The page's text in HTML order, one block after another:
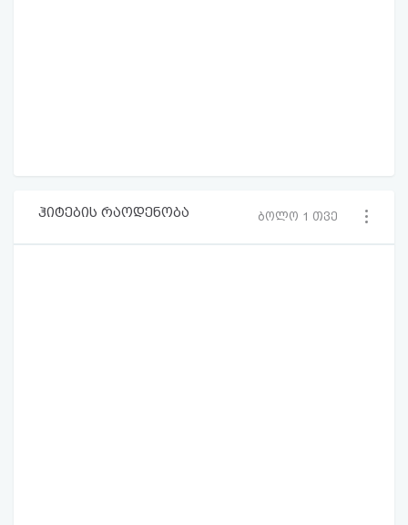
ჰიტების რაოდენობა ბოლო 1 თვე